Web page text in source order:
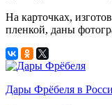
На карточках,
пленкой, даны
Дары Фрёбеля в